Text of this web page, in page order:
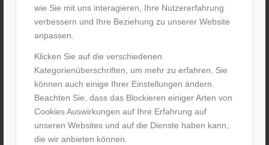
wie Sie mit uns interagieren, Ihre Nutzererfahrung
verbessern und Ihre Beziehung zu unserer Website
anpassen.
Klicken Sie auf die verschiedenen
Kategorienüberschriften, um mehr zu erfahren. Sie
können auch einige Ihrer Einstellungen ändern.
Beachten Sie, dass das Blockieren einiger Arten von
Cookies Auswirkungen auf Ihre Erfahrung auf
unseren Websites und auf die Dienste haben kann,
die wir anbieten können.
Neue Öffnungszeiten ab 1. Juni 22
25. Mai 2022 / vonM. Förster
Weiterlesen